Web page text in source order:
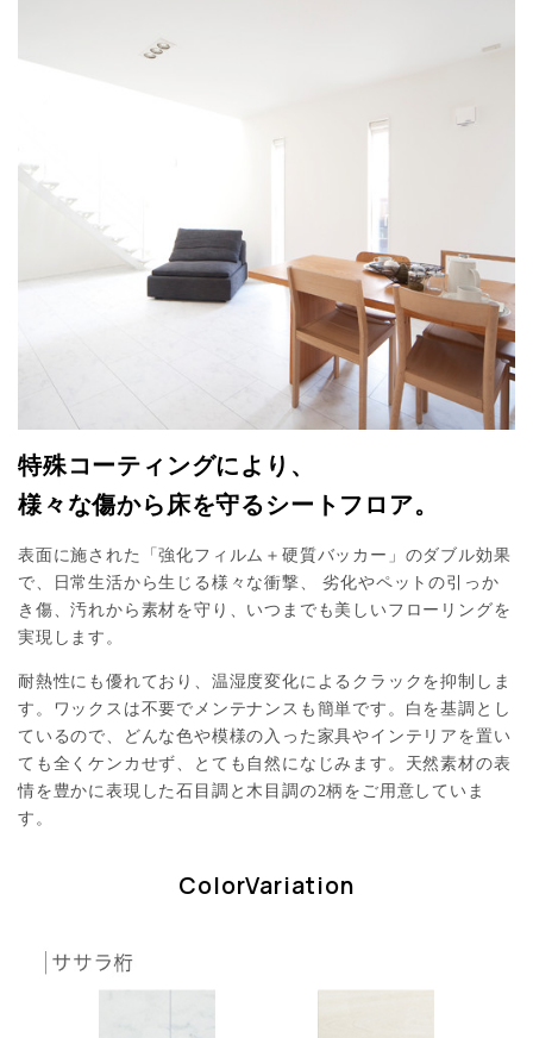
特殊コーティングにより、
様々な傷から床を守るシートフロア。
表面に施された「強化フィルム＋硬質バッカー」のダブル効果
で、日常生活から生じる様々な衝撃、 劣化やペットの引っか
き傷、汚れから素材を守り、いつまでも美しいフローリングを
実現します。
耐熱性にも優れており、温湿度変化によるクラックを抑制しま
す。ワックスは不要でメンテナンスも簡単です。白を基調とし
ているので、どんな色や模様の入った家具やインテリアを置い
ても全くケンカせず、とても自然になじみます。天然素材の表
情を豊かに表現した石目調と木目調の2柄をご用意していま
す。
ColorVariation